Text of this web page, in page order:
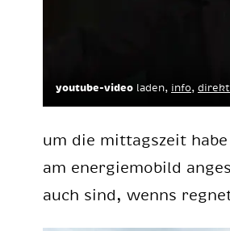
youtube-video laden, info,
um die mit­tags­zeit
am en­er­gie­mo­bild
auch sind, wenns